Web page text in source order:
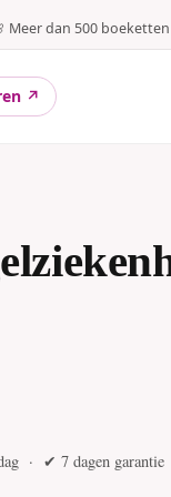
Meer dan 500 boeketten
↗
· ✔ 7 dagen garantie